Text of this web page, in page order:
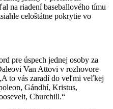
na riadení baseballového tímu
celoštátne pokrytie vo
pre úspech jednej osoby za
Van Attovi v rozhovore
to vás zaradí do veľmi veľkej
Gándhí, Kristus,
Churchill.“